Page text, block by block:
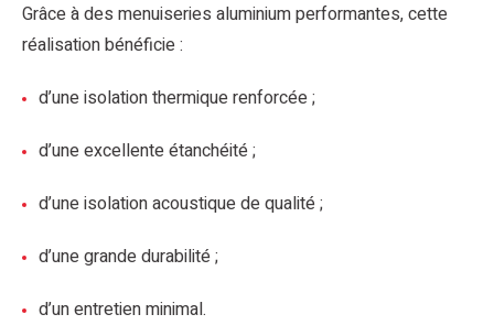
Grâce à des menuiseries aluminium performantes, cette
réalisation bénéficie :
d’une isolation thermique renforcée ;
d’une excellente étanchéité ;
d’une isolation acoustique de qualité ;
d’une grande durabilité ;
d’un entretien minimal.